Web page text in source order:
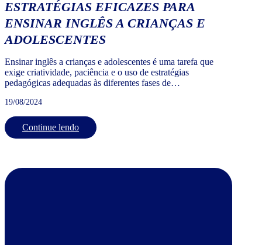
ESTRATÉGIAS EFICAZES PARA
ENSINAR INGLÊS A CRIANÇAS E
ADOLESCENTES
Ensinar inglês a crianças e adolescentes é uma tarefa que
exige criatividade, paciência e o uso de estratégias
pedagógicas adequadas às diferentes fases de
19/08/2024
Continue lendo